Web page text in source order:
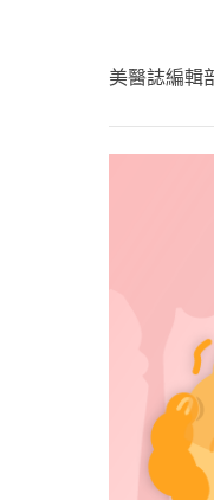
生
心
名
美醫誌編輯